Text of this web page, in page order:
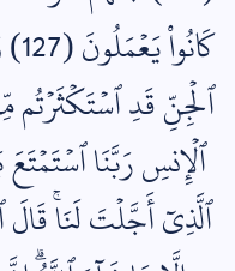
ٱلۡجِنِّ قَدِ ٱسۡتَكۡثَرۡتُم
ٱلۡإِنسِ رَبَّنَا
ٱلَّذِيٓ أَجَّلۡتَ لَنَاۚ